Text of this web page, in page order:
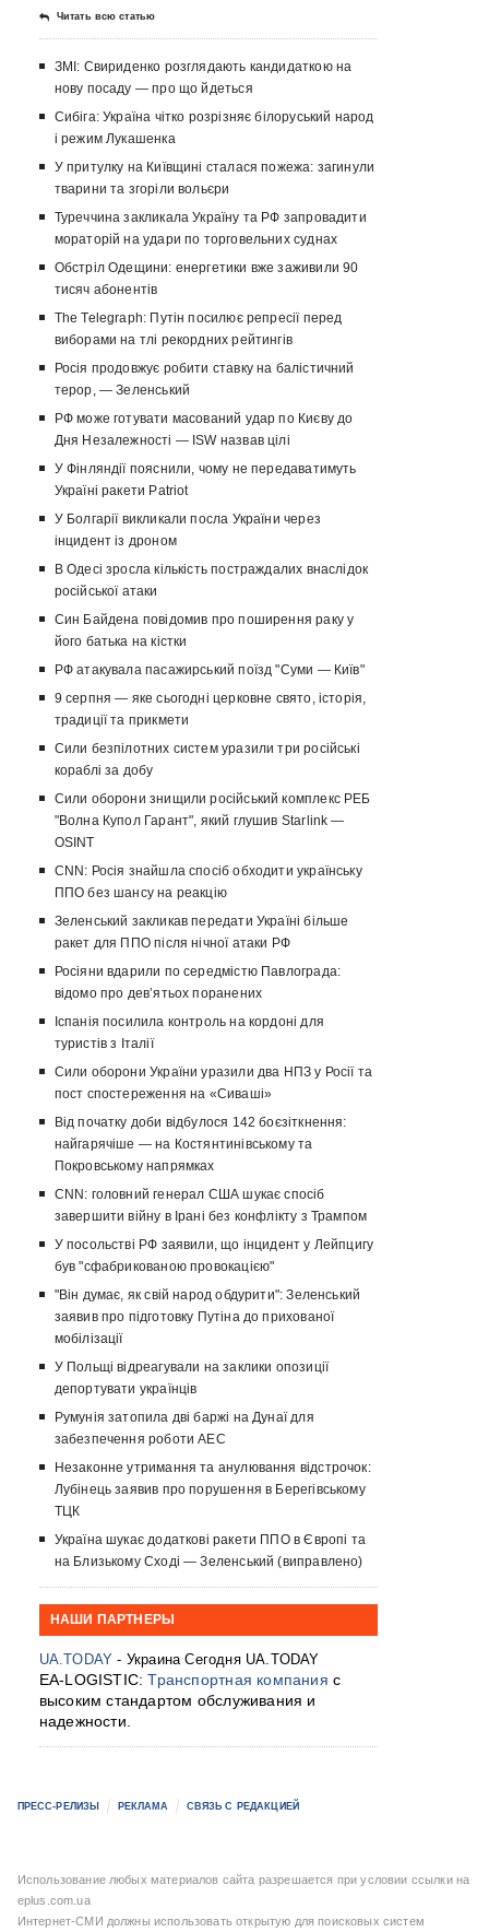
Читать всю статью
ЗМІ: Свириденко розглядають кандидаткою на
нову посаду — про що йдеться
Сибіга: Україна чітко розрізняє білоруський народ
і режим Лукашенка
У притулку на Київщині сталася пожежа: загинули
тварини та згоріли вольєри
Туреччина закликала Україну та РФ запровадити
мораторій на удари по торговельних суднах
Обстріл Одещини: енергетики вже заживили 90
тисяч абонентів
The Telegraph: Путін посилює репресії перед
виборами на тлі рекордних рейтингів
Росія продовжує робити ставку на балістичний
терор, — Зеленський
РФ може готувати масований удар по Києву до
Дня Незалежності — ISW назвав цілі
У Фінляндії пояснили, чому не передаватимуть
Україні ракети Patriot
У Болгарії викликали посла України через
інцидент із дроном
В Одесі зросла кількість постраждалих внаслідок
російської атаки
Син Байдена повідомив про поширення раку у
його батька на кістки
РФ атакувала пасажирський поїзд "Суми — Київ"
9 серпня — яке сьогодні церковне свято, історія,
традиції та прикмети
Сили безпілотних систем уразили три російські
кораблі за добу
Сили оборони знищили російський комплекс РЕБ
"Волна Купол Гарант", який глушив Starlink —
OSINT
CNN: Росія знайшла спосіб обходити українську
ППО без шансу на реакцію
Зеленський закликав передати Україні більше
ракет для ППО після нічної атаки РФ
Росіяни вдарили по середмістю Павлограда:
відомо про девʼятьох поранених
Іспанія посилила контроль на кордоні для
туристів з Італії
Сили оборони України уразили два НПЗ у Росії та
пост спостереження на «Сиваші»
Від початку доби відбулося 142 боєзіткнення:
найгарячіше — на Костянтинівському та
Покровському напрямках
CNN: головний генерал США шукає спосіб
завершити війну в Ірані без конфлікту з Трампом
У посольстві РФ заявили, що інцидент у Лейпцигу
був "сфабрикованою провокацією"
"Він думає, як свій народ обдурити": Зеленський
заявив про підготовку Путіна до прихованої
мобілізації
У Польщі відреагували на заклики опозиції
депортувати українців
Румунія затопила дві баржі на Дунаї для
забезпечення роботи АЕС
Незаконне утримання та анулювання відстрочок:
Лубінець заявив про порушення в Берегівському
ТЦК
Україна шукає додаткові ракети ППО в Європі та
на Близькому Сході — Зеленський (виправлено)
НАШИ ПАРТНЕРЫ
UA.TODAY - Украина Сегодня UA.TODAY
EA-LOGISTIC:Транспортная компания с
высоким стандартом обслуживания и
надежности.
ПРЕСС-РЕЛИЗЫ РЕКЛАМА СВЯЗЬ С РЕДАКЦИЕЙ
Использование любых материалов сайта разрешается при условии ссылки на
eplus.com.ua
Интернет-СМИ должны использовать открытую для поисковых систем